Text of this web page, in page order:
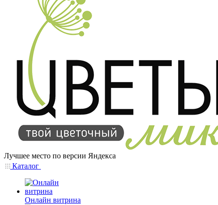
Лучшее место по версии Яндекса
Каталог
Онлайн витрина